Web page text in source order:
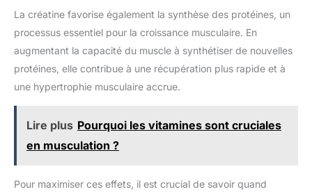
La créatine favorise également la synthèse des protéines, un
processus essentiel pour la croissance musculaire. En
augmentant la capacité du muscle à synthétiser de nouvelles
protéines, elle contribue à une récupération plus rapide et à
une hypertrophie musculaire accrue.
Lire plus Pourquoi les vitamines sont cruciales
en musculation ?
Pour maximiser ces effets, il est crucial de savoir quand